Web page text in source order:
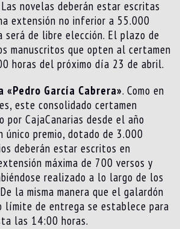
novelas deberán estar escritas
extensión no inferior a 55.000
será de libre elección. El plazo de
manuscritos que opten al certamen
horas del próximo día 23 de abril.
«Pedro García Cabrera». Como en
este consolidado certamen
por CajaCanarias desde el año
único premio, dotado de 3.000
deberán estar escritos en
máxima de 700 versos y
realizado a lo largo de los
la misma manera que el galardón
límite de entrega se establece para
las 14:00 horas.